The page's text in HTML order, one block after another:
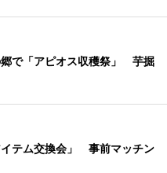
で「アピオス収穫祭」 芋掘
テム交換会」 事前マッチン